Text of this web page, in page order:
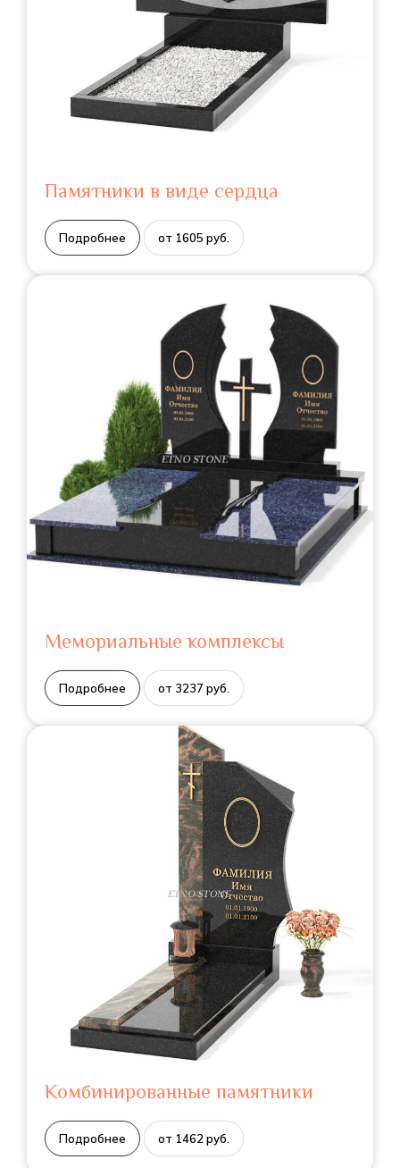
Памятники в виде сердца
Подробнее от 1605 руб.
Мемориальные комплексы
Подробнее от 3237 руб.
Комбинированные памятники
Подробнее от 1462 руб.